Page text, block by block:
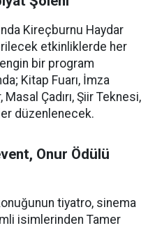
Kireçburnu Haydar
etkinliklerde her
bir program
Kitap Fuarı, İmza
Çadırı, Şiir Teknesi,
düzenlenecek.
Onur Ödülü
tiyatro, sinema
isimlerinden Tamer